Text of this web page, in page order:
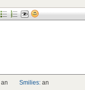
an Smilies: an